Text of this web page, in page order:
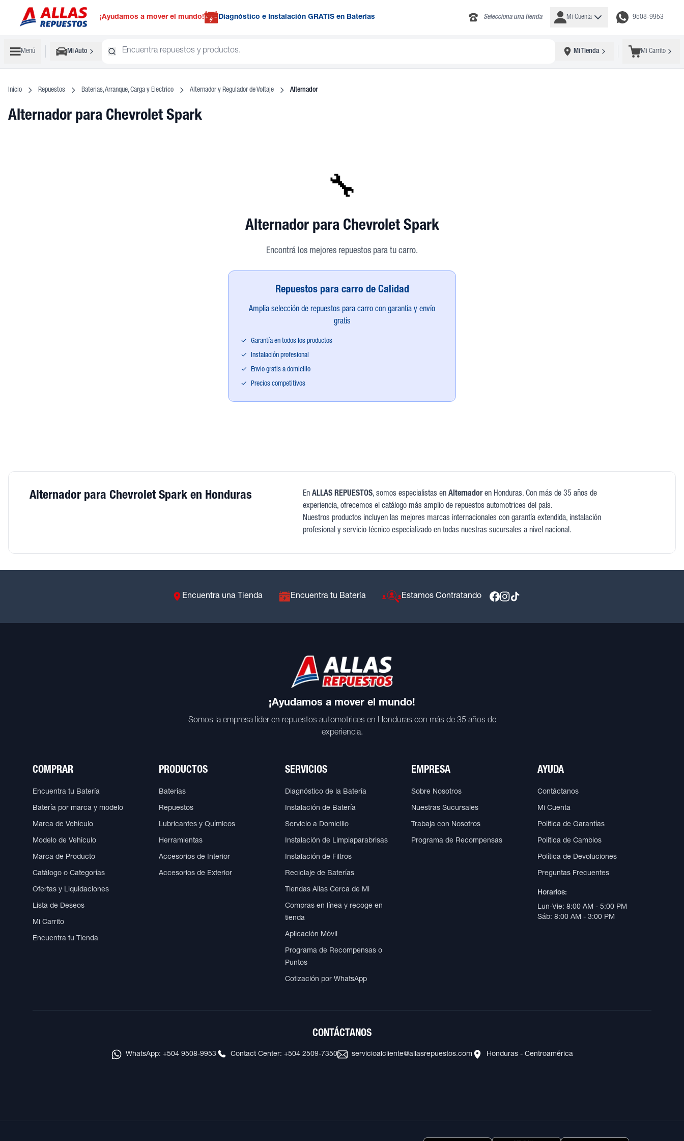
¡Ayudamos a mover el mundo! Diagnóstico e Instalación GRATIS en Baterías Selecciona una tienda Mi Cuenta 9508-9953
Menú Mi Auto Mi Tienda Mi Carrito
Inicio Repuestos Baterias, Arranque, Carga y Electrico Alternador y Regulador de Voltaje Alternador
Alternador para Chevrolet Spark
🔧
Alternador para Chevrolet Spark
Encontrá los mejores repuestos para tu carro.
Repuestos para carro de Calidad
Amplia selección de repuestos para carro con garantía y envío
gratis
✓
Garantía en todos los productos
✓
Instalación profesional
✓
Envío gratis a domicilio
✓
Precios competitivos
Alternador para Chevrolet Spark en Honduras En ALLAS REPUESTOS, somos especialistas en Alternadoren Honduras. Con más de 35 años de
experiencia, ofrecemos el catálogo más amplio de repuestos automotrices del país.
Nuestros productos incluyen las mejores marcas internacionales con garantía extendida, instalación
profesional y servicio técnico especializado en todas nuestras sucursales a nivel nacional.
Encuentra una Tienda Encuentra tu Batería Estamos Contratando
¡Ayudamos a mover el mundo!
Somos la empresa líder en repuestos automotrices en Honduras con más de 35 años de
experiencia.
COMPRAR
Encuentra tu Batería
Batería por marca y modelo
Marca de Vehículo
Modelo de Vehículo
Marca de Producto
Catálogo o Categorías
Ofertas y Liquidaciones
Lista de Deseos
Mi Carrito
Encuentra tu Tienda
PRODUCTOS
Baterías
Repuestos
Lubricantes y Químicos
Herramientas
Accesorios de Interior
Accesorios de Exterior
SERVICIOS
Diagnóstico de la Batería
Instalación de Batería
Servicio a Domicilio
Instalación de Limpiaparabrisas
Instalación de Filtros
Reciclaje de Baterías
Tiendas Allas Cerca de Mi
Compras en línea y recoge en
tienda
Aplicación Móvil
Programa de Recompensas o
Puntos
Cotización por WhatsApp
EMPRESA
Sobre Nosotros
Nuestras Sucursales
Trabaja con Nosotros
Programa de Recompensas
AYUDA
Contáctanos
Mi Cuenta
Política de Garantías
Política de Cambios
Política de Devoluciones
Preguntas Frecuentes
Horarios:
Lun-Vie: 8:00 AM - 5:00 PM
Sáb: 8:00 AM - 3:00 PM
CONTÁCTANOS
WhatsApp: +504 9508-9953 Contact Center: +504 2509-7350 servicioalcliente@allasrepuestos.com Honduras - Centroamérica